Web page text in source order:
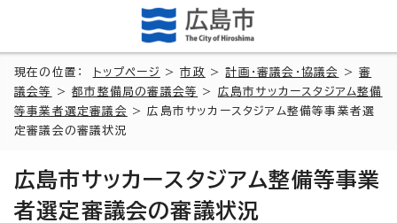
現在の位置： トップページ >市政 >計画・審議会・協議会 >審
議会等
>都市整備局の審議会等 > 広島市サッカースタジアム整備
等事業者選定審議会
> 広島市サッカースタジアム整備等事業者選
定審議会の審議状況
広島市サッカースタジアム整備等事業
者選定審議会の審議状況